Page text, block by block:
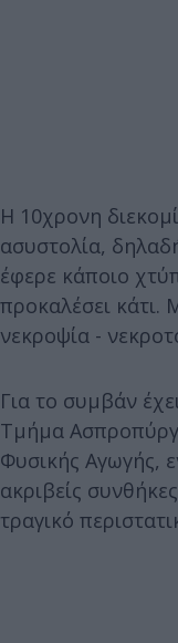
Η 10χρονη
ασυστολία,
έφερε κάποιο
προκαλέσει κάτι.
νεκροψία -
Για το συμβάν
Τμήμα
Φυσικής Αγωγής,
ακριβείς
τραγικό